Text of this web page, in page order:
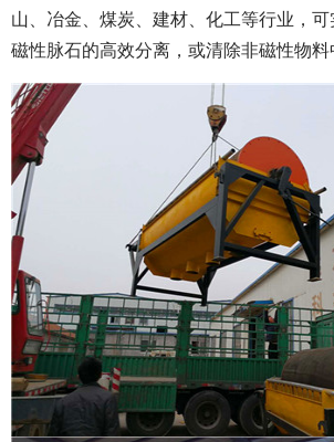
山、冶金、煤炭、建材、化工等行业，
磁性脉石的高效分离，或清除非磁性物料